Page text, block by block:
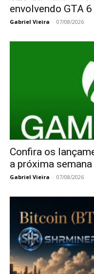
envolvendo GTA
Gabriel Vieira - 07/08/2026
Confira os
a próxima semana
Gabriel Vieira - 07/08/2026